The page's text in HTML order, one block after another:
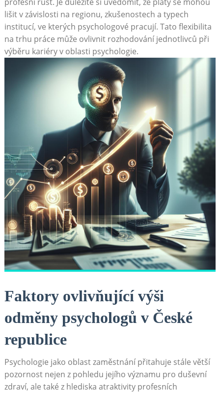
lišit v závislosti na regionu, zkušenostech a typech
institucí, ve kterých psychologové pracují. Tato flexibilita
na trhu práce může ovlivnit rozhodování jednotlivců při
výběru kariéry v oblasti psychologie.
Faktory ovlivňující výši
odměny psychologů v České
republice
Psychologie jako oblast zaměstnání přitahuje stále větší
pozornost nejen z pohledu jejího významu pro duševní
zdraví, ale také z hlediska atraktivity profesních